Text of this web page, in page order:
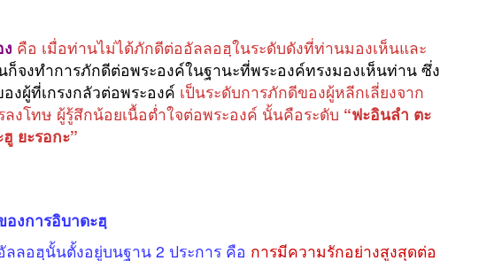
คือ เมื่อท่านไม่ได้ภักดีต่ออัลลอฮฺในระดับดังที่ท่านมองเห็นและ
ก็จงทำการภักดีต่อพระองค์ในฐานะที่พระองค์ทรงมองเห็นท่าน ซึ่ง
งผู้ที่เกรงกลัวต่อพระองค์ เป็นระดับการภักดีของผู้หลีกเลี่ยงจาก
งโทษ ผู้รู้สึกน้อยเนื้อต่ำใจต่อพระองค์ นั้นคือระดับ “ฟะอินลำ ตะ
ยะรอกะ”
งการอิบาดะฮฺ
ฮฺนั้นตั้งอยู่บนฐาน 2 ประการ คือ การมีความรักอย่างสูงสุดต่อ